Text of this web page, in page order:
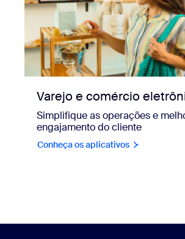
Varejo e comércio
Simplifique as operações e
engajamento do cliente
Conheça os aplicativos